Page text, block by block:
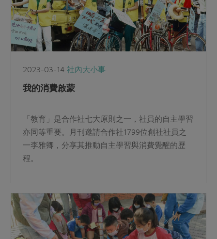
2023-03-14社內大小事
我的消費啟蒙
「教育」是合作社七大原則之一，社員的自主學習
亦同等重要。月刊邀請合作社1799位創社社員之
一李雅卿，分享其推動自主學習與消費覺醒的歷
程。